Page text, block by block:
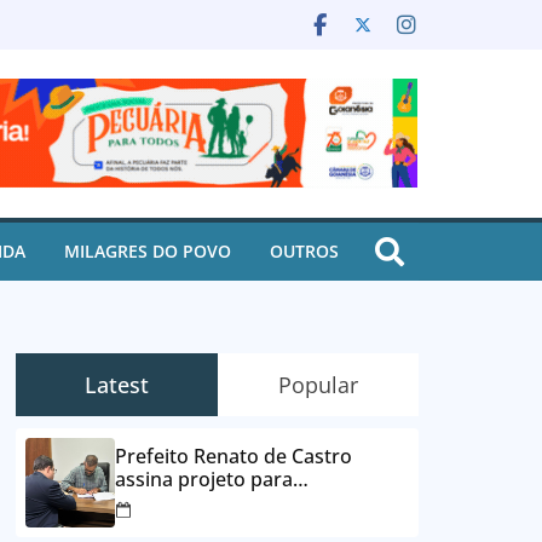
MILAGRES DO POVO OUTROS
Latest Popular
Prefeito Renato de Castro
assina projeto para
desbloqueio de contas e
parcelamento de dívidas em até